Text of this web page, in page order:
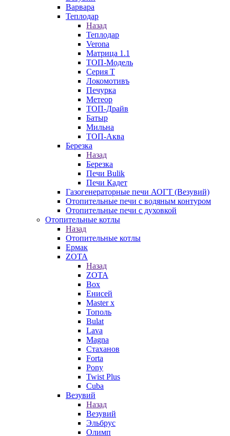
Варвара
Теплодар
Назад
Теплодар
Verona
Матрица 1.1
ТОП-Модель
Серия Т
Локомотивъ
Печурка
Метеор
ТОП-Драйв
Батыр
Мильна
ТОП-Аква
Березка
Назад
Березка
Печи Bulik
Печи Кадет
Газогенераторные печи АОГТ (Везувий)
Отопительные печи с водяным контуром
Отопительные печи с духовкой
Отопительные котлы
Назад
Отопительные котлы
Ермак
ZOTA
Назад
ZOTA
Box
Енисей
Master x
Тополь
Bulat
Lava
Magna
Стаханов
Forta
Pony
Twist Plus
Cuba
Везувий
Назад
Везувий
Эльбрус
Олимп